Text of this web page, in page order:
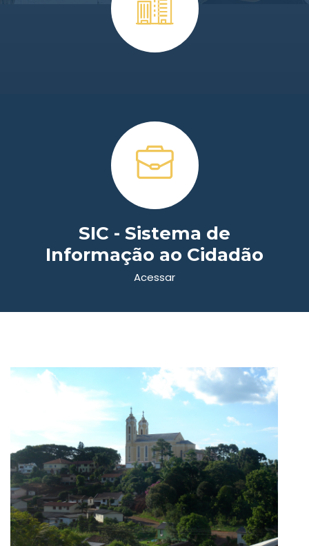
(54) 99114-0057 / (54) 99113-9280
Ver mais
Secretaria da Fazenda, Indústria e
Comércio
Telefone: (54) 3391-1200 - Ramal 06
Ver mais
Ver mais
Secretaria de Agricultura e Meio
Ambiente
Telefone: (54) 3391-1200 - Ramal 05
SIC - Sistema de
Informação ao Cidadão
Acessar